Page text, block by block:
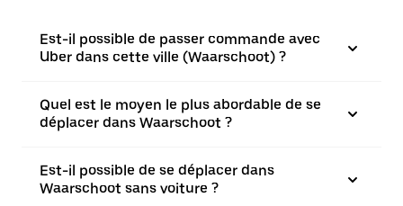
Est-il possible de passer commande avec
Uber dans cette ville (Waarschoot) ?
Quel est le moyen le plus abordable de se
déplacer dans Waarschoot ?
Est-il possible de se déplacer dans
Waarschoot sans voiture ?